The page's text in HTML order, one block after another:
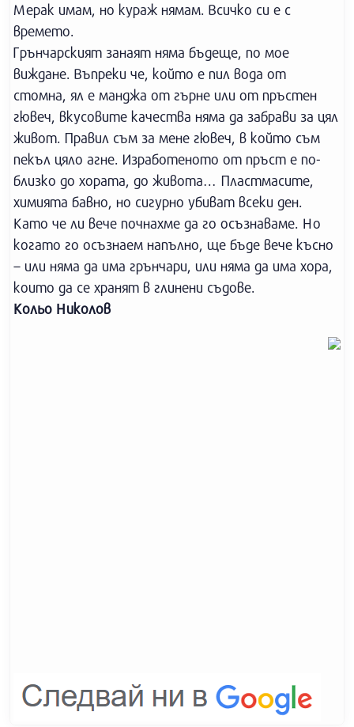
Мерак имам, но кураж нямам. Всичко си е с
времето.
Грънчарският занаят няма бъдеще, по мое
виждане. Въпреки че, който е пил вода от
стомна, ял е манджа от гърне или от пръстен
гювеч, вкусовите качества няма да забрави за цял
живот. Правил съм за мене гювеч, в който съм
пекъл цяло агне. Изработеното от пръст е по-
близко до хората, до живота… Пластмасите,
химията бавно, но сигурно убиват всеки ден.
Като че ли вече почнахме да го осъзнаваме. Но
когато го осъзнаем напълно, ще бъде вече късно
– или няма да има грънчари, или няма да има хора,
които да се хранят в глинени съдове.
Кольо Николов